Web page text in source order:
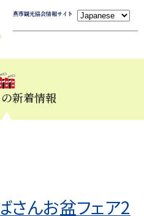
燕市観光協会情報サイト
新着情報
さんお盆フェア2